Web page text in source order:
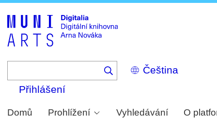
Select
your
Přihlášení
Domů Prohlížení Vyhledávání O